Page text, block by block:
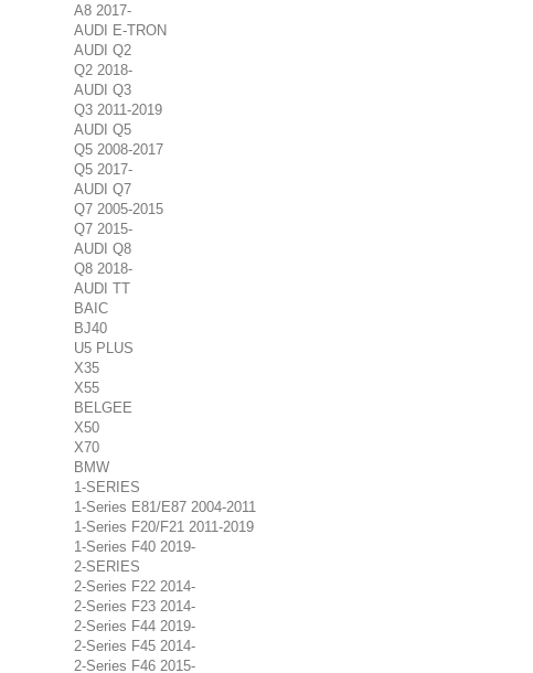
A8 2017-
AUDI E-TRON
AUDI Q2
Q2 2018-
AUDI Q3
Q3 2011-2019
AUDI Q5
Q5 2008-2017
Q5 2017-
AUDI Q7
Q7 2005-2015
Q7 2015-
AUDI Q8
Q8 2018-
AUDI TT
BAIC
BJ40
U5 PLUS
X35
X55
BELGEE
X50
X70
BMW
1-SERIES
1-Series E81/E87 2004-2011
1-Series F20/F21 2011-2019
1-Series F40 2019-
2-SERIES
2-Series F22 2014-
2-Series F23 2014-
2-Series F44 2019-
2-Series F45 2014-
2-Series F46 2015-